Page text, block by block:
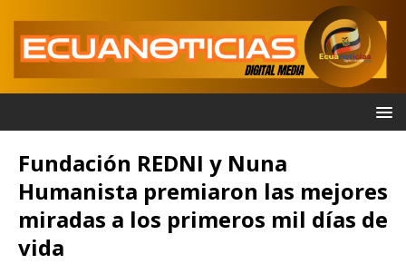
Fundación REDNI y Nuna
Humanista premiaron las mejores
miradas a los primeros mil días de
vida